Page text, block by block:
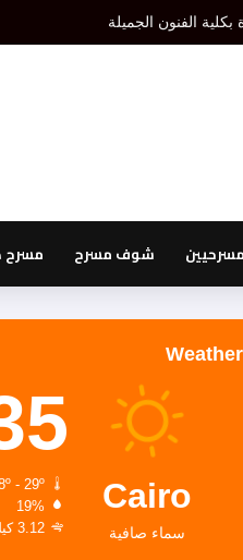
إقصاء.(1ـ 3)
شوف مسرح
Weather
Cairo
سماء صافية
19%
3.12 كيلومتر/ساعة